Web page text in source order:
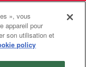
agence de l'Église
Tous droits
», vous
appareil pour
son utilisation et
policy